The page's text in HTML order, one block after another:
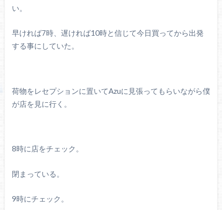
い。
早ければ7時、遅ければ10時と信じて今日買ってから出発
する事にしていた。
荷物をレセプションに置いてAzuに見張ってもらいながら僕
が店を見に行く。
8時に店をチェック。
閉まっている。
9時にチェック。